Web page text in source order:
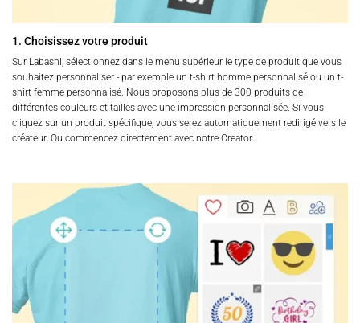
1. Choisissez votre produit
Sur Labasni, sélectionnez dans le menu supérieur le type de produit que vous
souhaitez personnaliser - par exemple un t-shirt homme personnalisé ou un t-
shirt femme personnalisé. Nous proposons plus de 300 produits de
différentes couleurs et tailles avec une impression personnalisée. Si vous
cliquez sur un produit spécifique, vous serez automatiquement redirigé vers le
créateur. Ou commencez directement avec notre Creator.